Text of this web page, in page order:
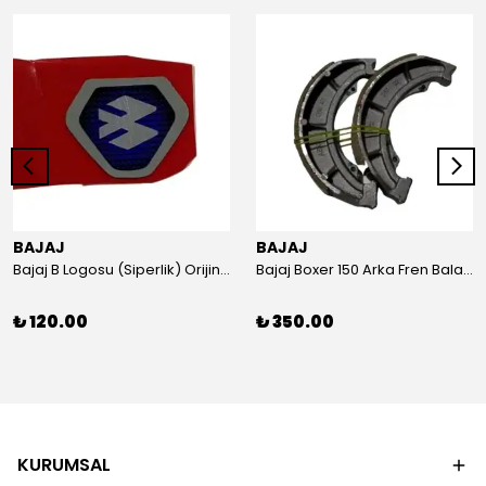
BAJAJ
Bajaj B Logosu (Siperlik) Orijinal
₺ 120.00
BAJAJ
Bajaj Boxer 150 Arka Fren Balatası Orijinal
₺ 350.00
KURUMSAL